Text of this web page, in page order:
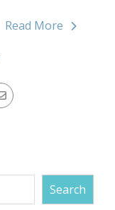
Read More
Search